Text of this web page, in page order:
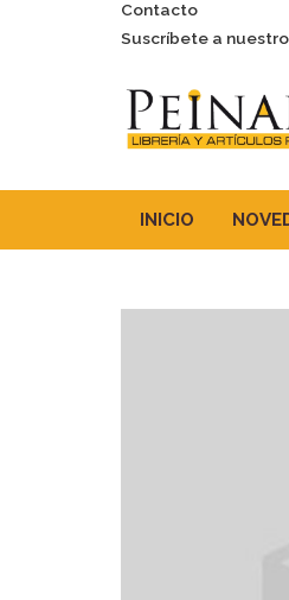
Contacto
Suscríbete a
INICIO